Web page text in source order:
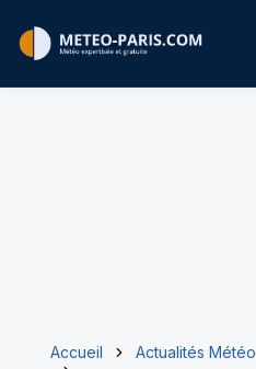
Accueil
Actualités Météo